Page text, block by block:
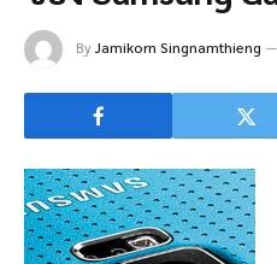
ByJamikorn Singnamthieng